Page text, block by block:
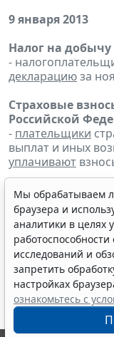
9 января 2013
Налог на
-
декларациюза
Страховые
Российской
- плательщики
выплат и иных
уплачивают
Страховые
страхования:
-плательщики
выплат и иных
уплачивают
Мы обрабатываем
браузера и
аналитики в целях
работоспособности
исследований и
запретить
настройках
ознакомьтесь с